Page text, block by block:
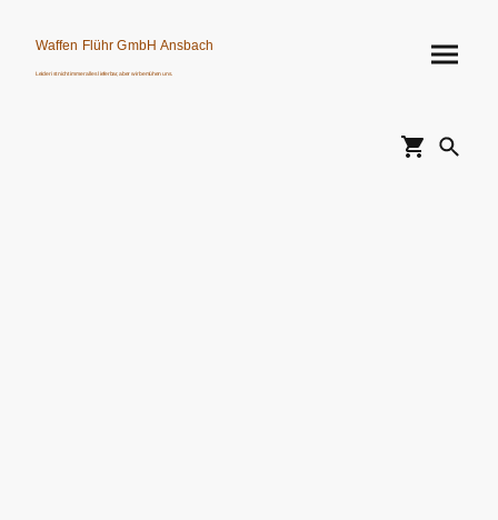
Waffen Flühr GmbH Ansbach
Leider ist nicht immer alles lieferbar, aber wir bemühen uns.